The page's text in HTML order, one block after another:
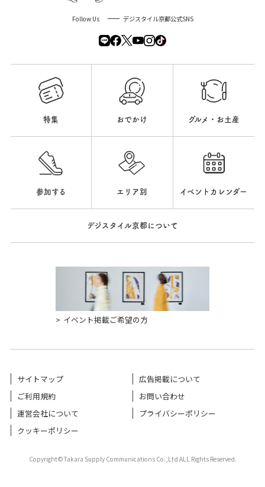
Follow Us デジスタイル京都公式SNS
特集 おでかけ グルメ・お土産
参加する エリア別 イベントカレンダー
デジスタイル京都について
イベント掲載ご希望の方
サイトマップ
広告掲載について
ご利用規約
お問い合わせ
運営会社について
プライバシーポリシー
クッキーポリシー
Copyright©Takara Supply Communications Co.,Ltd ALL Rights Reserved.